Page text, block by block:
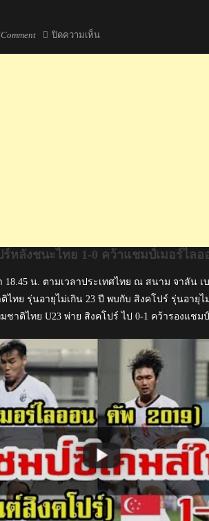
ปิดความเห็น
อร์
คัพ2019
หลังชนะไทย 1-0 คว้าแชมป์เมอร์ไลอ
18.45 น. ตามเวลาประเทศไทย ณ สนาม จาลัน
ไทย รุ่นอายุไม่เกิน 23 ปี พบกับ สิงคโปร์ รุ่นอายุไ
าติไทย U23 พ่าย สิงคโปร์ ไป 0-1 คว้ารองแชม